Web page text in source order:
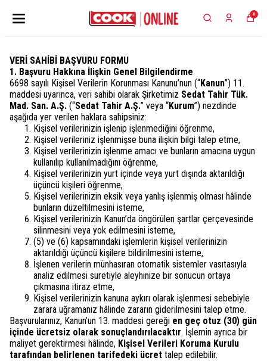
0
VERİ SAHİBİ BAŞVURU FORMU
1. Başvuru Hakkına İlişkin Genel Bilgilendirme
6698 sayılı Kişisel Verilerin Korunması Kanunu’nun (“Kanun”) 11.
maddesi uyarınca, veri sahibi olarak Şirketimiz Sedat Tahir Tük.
Mad. San. A.Ş. (“Sedat Tahir A.Ş.” veya “Kurum”) nezdinde
aşağıda yer verilen haklara sahipsiniz:
Kişisel verilerinizin işlenip işlenmediğini öğrenme,
Kişisel verileriniz işlenmişse buna ilişkin bilgi talep etme,
Kişisel verilerinizin işlenme amacı ve bunların amacına uygun
kullanılıp kullanılmadığını öğrenme,
Kişisel verilerinizin yurt içinde veya yurt dışında aktarıldığı
üçüncü kişileri öğrenme,
Kişisel verilerinizin eksik veya yanlış işlenmiş olması hâlinde
bunların düzeltilmesini isteme,
Kişisel verilerinizin Kanun’da öngörülen şartlar çerçevesinde
silinmesini veya yok edilmesini isteme,
(5) ve (6) kapsamındaki işlemlerin kişisel verilerinizin
aktarıldığı üçüncü kişilere bildirilmesini isteme,
İşlenen verilerin münhasıran otomatik sistemler vasıtasıyla
analiz edilmesi suretiyle aleyhinize bir sonucun ortaya
çıkmasına itiraz etme,
Kişisel verilerinizin kanuna aykırı olarak işlenmesi sebebiyle
zarara uğramanız hâlinde zararın giderilmesini talep etme.
Başvurularınız, Kanun’un 13. maddesi gereği en geç otuz (30) gün
içinde ücretsiz olarak sonuçlandırılacaktır. İşlemin ayrıca bir
maliyet gerektirmesi hâlinde, Kişisel Verileri Koruma Kurulu
tarafından belirlenen tarifedeki ücret talep edilebilir.